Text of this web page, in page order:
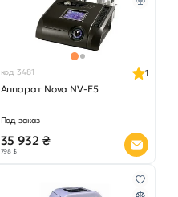
код 3481
Аппарат Nova NV-E5
1
Под заказ
35 932 ₴
798 $